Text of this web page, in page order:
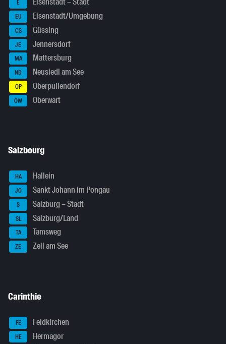
E
EU Eisenstadt/Umgebung
GS Güssing
JE Jennersdorf
MA Mattersburg
ND Neusiedl am See
OP Oberpullendorf
OW Oberwart
Salzbourg
HA Hallein
JO Sankt Johann im Pongau
S Salzburg – Stadt
SL Salzburg/Land
TA Tamsweg
ZE Zell am See
Carinthie
FE Feldkirchen
HE Hermagor